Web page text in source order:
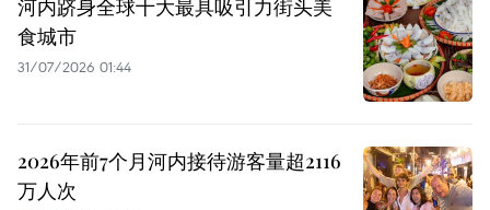
河内跻身全球十大最具吸引力街头美
食城市
31/07/2026 01:44
2026年前7个月河内接待游客量超2116
万人次